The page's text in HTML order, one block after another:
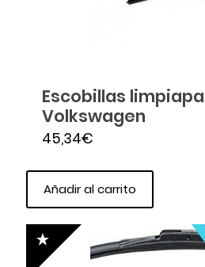
Escobillas
Volkswagen
45,34€
Añadir al carrito